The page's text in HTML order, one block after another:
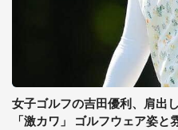
女子ゴルフの吉田優利、肩出
「激カワ」 ゴルフウェア姿と